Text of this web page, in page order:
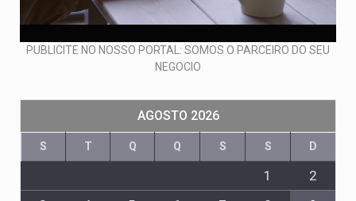
PUBLICITE NO NOSSO PORTAL: SOMOS O PARCEIRO DO SEU
NEGOCIO
AGOSTO 2026
S T Q Q S S D
1
2